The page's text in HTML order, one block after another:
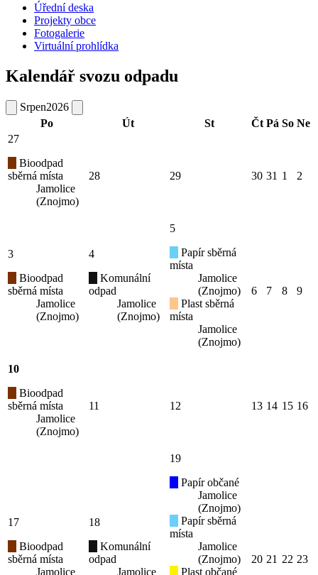
Úřední deska
Projekty obce
Fotogalerie
Virtuální prohlídka
Kalendář svozu odpadu
Srpen2026
Po
Út St Čt Pá So Ne
27
Bioodpad
sběrná místa
Jamolice
(Znojmo)
28 29 30 31 1 2
3
Bioodpad
sběrná místa
Jamolice
(Znojmo)
4
Komunální
odpad
Jamolice
(Znojmo)
5
Papír sběrná
místa
Jamolice
(Znojmo)
Plast sběrná
místa
Jamolice
(Znojmo)
6 7 8 9
10
Bioodpad
sběrná místa
Jamolice
(Znojmo)
11 12 13 14 15 16
17
Bioodpad
sběrná místa
Jamolice
18
Komunální
odpad
Jamolice
19
Papír občané
Jamolice
(Znojmo)
Papír sběrná
místa
Jamolice
(Znojmo)
Plast občané
20 21 22 23